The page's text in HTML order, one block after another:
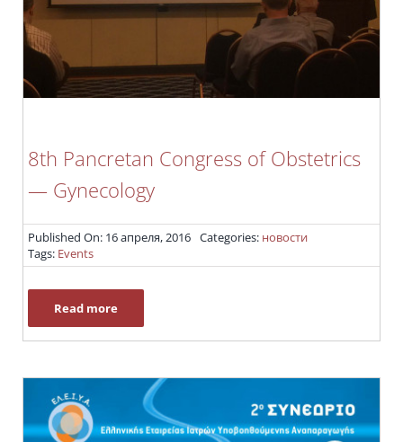
8th Pancretan Congress of Obstetrics
— Gynecology
Published On: 16 апреля, 2016 Categories: новости
Tags: Events
Read more